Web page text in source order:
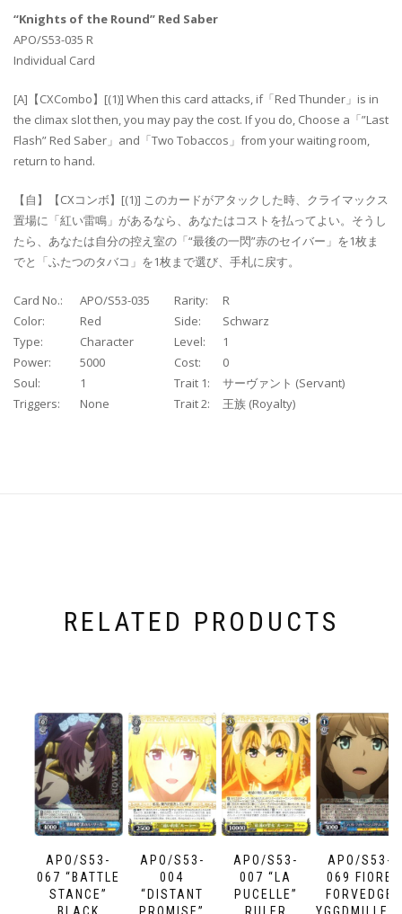
“Knights of the Round” Red Saber
APO/S53-035 R
Individual Card
[A]【CXCombo】[(1)] When this card attacks, if「Red Thunder」is in
the climax slot then, you may pay the cost. If you do, Choose a「”Last
Flash” Red Saber」and「Two Tobaccos」from your waiting room,
return to hand.
【自】【CXコンボ】[(1)] このカードがアタックした時、クライマックス
置場に「紅い雷鳴」があるなら、あなたはコストを払ってよい。そうし
たら、あなたは自分の控え室の「“最後の一閃”赤のセイバー」を1枚ま
でと「ふたつのタバコ」を1枚まで選び、手札に戻す。
Card No.: APO/S53-035 Rarity:
R
Color:
Red Side:
Schwarz
Type:
Character Level:
1
Power:
5000 Cost:
0
Soul:
1 Trait 1:
サーヴァント (Servant)
Triggers:
None Trait 2: 王族 (Royalty)
RELATED PRODUCTS
APO/S53-
067 “BATTLE
STANCE”
APO/S53-
004
“DISTANT
APO/S53-
007 “LA
PUCELLE”
APO/S53-
069 FIORE
FORVEDGE